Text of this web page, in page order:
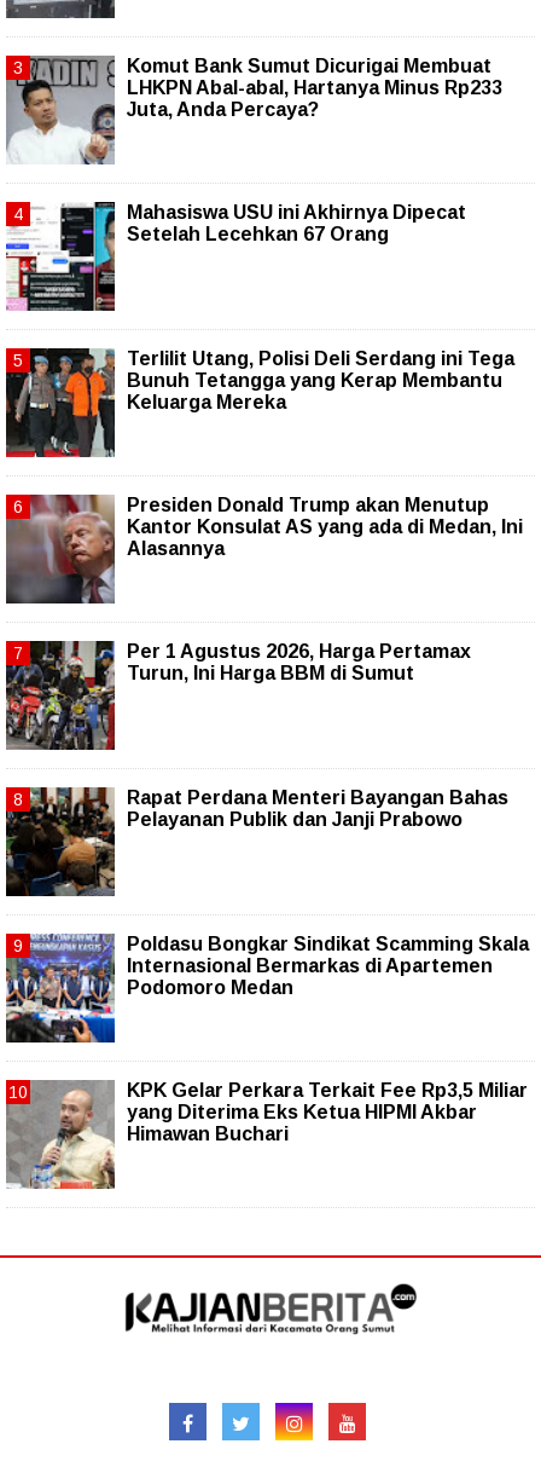
Komut Bank Sumut Dicurigai Membuat
LHKPN Abal-abal, Hartanya Minus Rp233
Juta, Anda Percaya?
Mahasiswa USU ini Akhirnya Dipecat
Setelah Lecehkan 67 Orang
Terlilit Utang, Polisi Deli Serdang ini Tega
Bunuh Tetangga yang Kerap Membantu
Keluarga Mereka
Presiden Donald Trump akan Menutup
Kantor Konsulat AS yang ada di Medan, Ini
Alasannya
Per 1 Agustus 2026, Harga Pertamax
Turun, Ini Harga BBM di Sumut
Rapat Perdana Menteri Bayangan Bahas
Pelayanan Publik dan Janji Prabowo
Poldasu Bongkar Sindikat Scamming Skala
Internasional Bermarkas di Apartemen
Podomoro Medan
KPK Gelar Perkara Terkait Fee Rp3,5 Miliar
yang Diterima Eks Ketua HIPMI Akbar
Himawan Buchari